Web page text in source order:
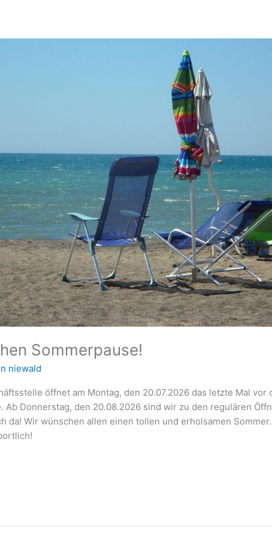
Sommerpause!
niewald
öffnet am Montag, den 20.07.2026 das letzte Mal vor
Ab Donnerstag, den 20.08.2026 sind wir zu den regulären
da! Wir wünschen allen einen tollen und erholsamen